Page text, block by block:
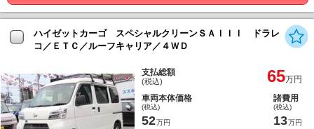
ハイゼットカーゴ スペシャルクリーンＳＡＩＩＩ ドラレ
コ／ＥＴＣ／ルーフキャリア／４ＷＤ
支払総額
(税込) 65万円
車両本体価格
(税込)
52万円
諸費用
(税込)
13万円